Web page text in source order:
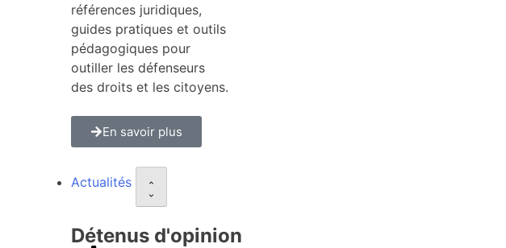
références juridiques,
guides pratiques et outils
pédagogiques pour
outiller les défenseurs
des droits et les citoyens.
En savoir plus
Actualités
Détenus d'opinion